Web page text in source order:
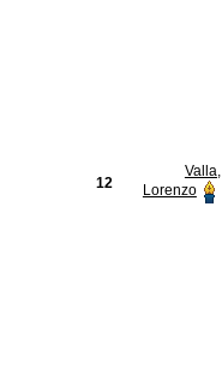
12
Valla,
Lorenzo